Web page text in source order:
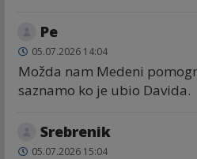
Ре
05.07.2026 14:04
Možda nam Medeni
saznamo ko je ubio Davida.
Srebrenik
05.07.2026 15:04